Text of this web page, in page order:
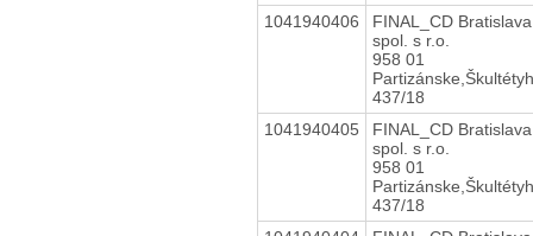
1041940406
FINAL_CD Bratislava
spol. s r.o.
958 01
437/18
1041940405
FINAL_CD Bratislava
spol. s r.o.
958 01
437/18